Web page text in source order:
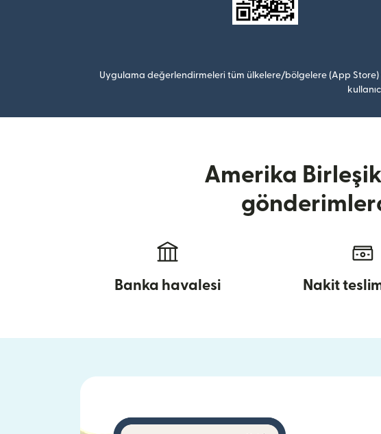
Uygulama değerlendirmeleri tüm ülkelere/bölgelere (App
Amerika
Banka havalesi Nakit